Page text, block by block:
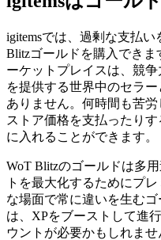
igitemsでは、過剰な支払い
Blitzゴールドを購入でき
ーケットプレイスは、競
を提供する世界中のセラ
ありません。何時間も苦
ストア価格を支払ったり
に入れることができます。
WoT Blitzのゴールドは多
トを最大化するためにプ
な場面で常に違いを生む
は、XPをブーストして進
ウントが必要かもしれま